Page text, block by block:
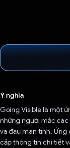
Ý nghĩa
Going Visible là một
những người mắc các
và đau mãn tính. Ứng
cấp thông tin chi tiết